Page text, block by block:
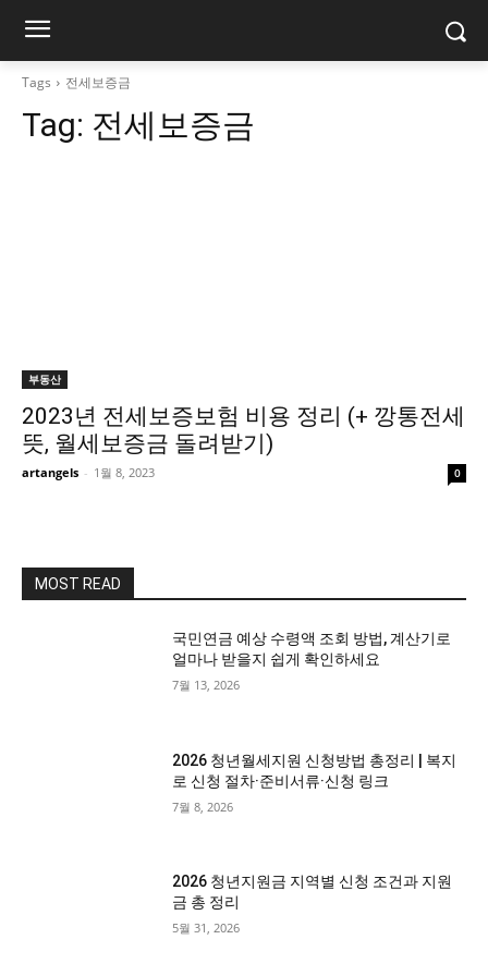
Tags 전세보증금
Tag: 전세보증금
부동산
2023년 전세보증보험 비용 정리 (+ 깡통전세
뜻, 월세보증금 돌려받기)
artangels - 1월 8, 2023 0
MOST READ
국민연금 예상 수령액 조회 방법, 계산기로
얼마나 받을지 쉽게 확인하세요
7월 13, 2026
2026 청년월세지원 신청방법 총정리 | 복지
로 신청 절차·준비서류·신청 링크
7월 8, 2026
2026 청년지원금 지역별 신청 조건과 지원
금 총 정리
5월 31, 2026